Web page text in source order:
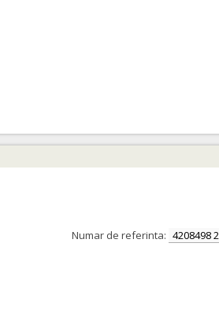
Numar de referinta: 4208498